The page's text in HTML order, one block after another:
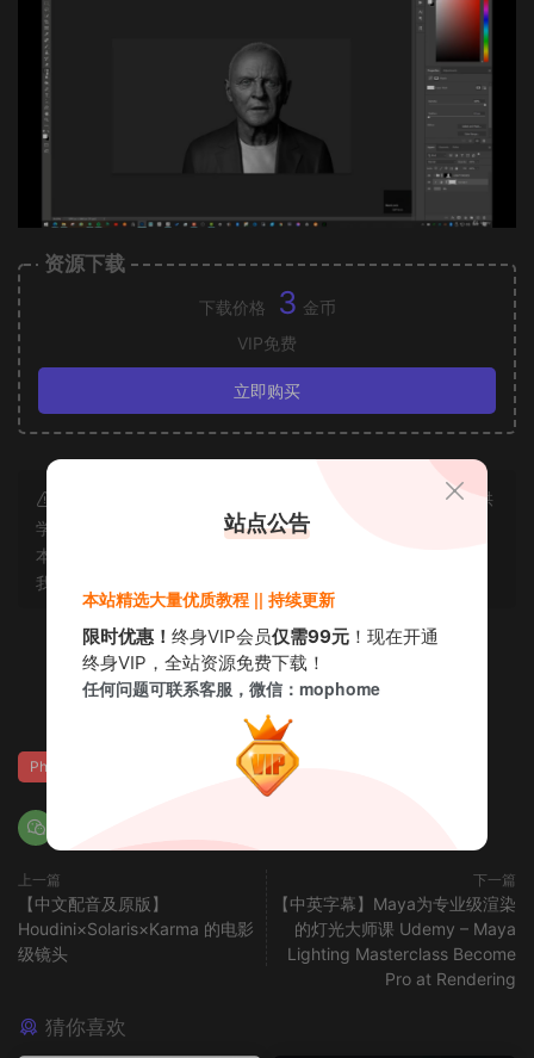
资源下载
下载价格 3 金币
VIP免费
立即购买
声明：本站所有资源均为互联网收集而来和网友投稿，仅供
学习交流使用，如资源适合请购买正版体验更完善的服务；若
本站侵犯了您的合法权益，可联系我们删除，给您带来的不便
我们深表歉意。
0 赏 0
Photoshop
上一篇
【中文配音及原版】
Houdini×Solaris×Karma 的电影
级镜头
下一篇
【中英字幕】Maya为专业级渲染
的灯光大师课 Udemy – Maya
Lighting Masterclass Become
Pro at Rendering
猜你喜欢
站点公告
本站精选大量优质教程 || 持续更新
限时优惠！ 终身VIP会员仅需99元 ！现在开通
终身VIP，全站资源免费下载！
任何问题可联系客服，微信：mophome